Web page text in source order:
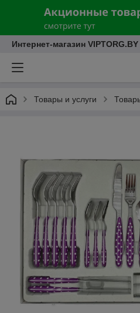
Интернет-магазин VIPTORG.BY
Товары и услуги